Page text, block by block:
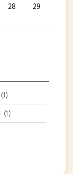
28
29
(1)
(1)